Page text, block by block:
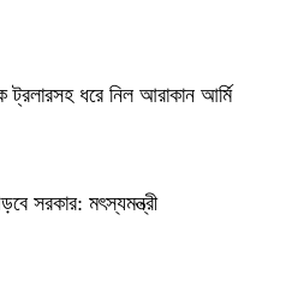
ধরে নিল আরাকান আর্মি
সরকার: মৎস্যমন্ত্রী